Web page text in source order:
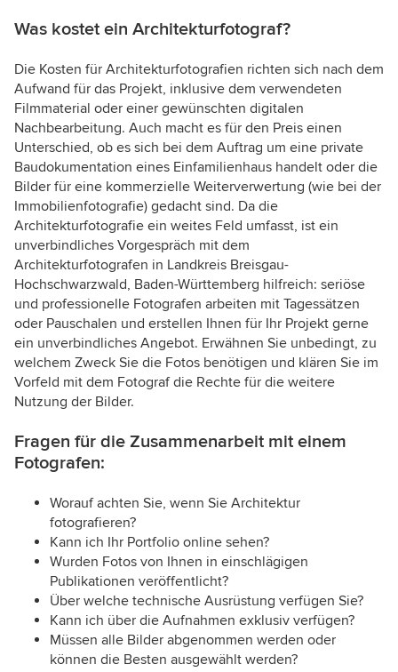
Was kostet ein Architekturfotograf?
Die Kosten für Architekturfotografien richten sich nach dem
Aufwand für das Projekt, inklusive dem verwendeten
Filmmaterial oder einer gewünschten digitalen
Nachbearbeitung. Auch macht es für den Preis einen
Unterschied, ob es sich bei dem Auftrag um eine private
Baudokumentation eines Einfamilienhaus handelt oder die
Bilder für eine kommerzielle Weiterverwertung (wie bei der
Immobilienfotografie) gedacht sind. Da die
Architekturfotografie ein weites Feld umfasst, ist ein
unverbindliches Vorgespräch mit dem
Architekturfotografen in Landkreis Breisgau-
Hochschwarzwald, Baden-Württemberg hilfreich: seriöse
und professionelle Fotografen arbeiten mit Tagessätzen
oder Pauschalen und erstellen Ihnen für Ihr Projekt gerne
ein unverbindliches Angebot. Erwähnen Sie unbedingt, zu
welchem Zweck Sie die Fotos benötigen und klären Sie im
Vorfeld mit dem Fotograf die Rechte für die weitere
Nutzung der Bilder.
Fragen für die Zusammenarbeit mit einem
Fotografen:
Worauf achten Sie, wenn Sie Architektur
fotografieren?
Kann ich Ihr Portfolio online sehen?
Wurden Fotos von Ihnen in einschlägigen
Publikationen veröffentlicht?
Über welche technische Ausrüstung verfügen Sie?
Kann ich über die Aufnahmen exklusiv verfügen?
Müssen alle Bilder abgenommen werden oder
können die Besten ausgewählt werden?